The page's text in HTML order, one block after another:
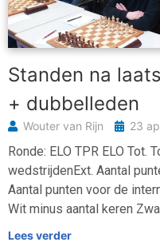
Standen na
+ dubbelleden
Wouter van Rijn 23
Ronde: ELO TPR ELO Tot.
wedstrijdenExt. Aantal
Aantal punten voor de
Wit minus aantal keren
Lees verder